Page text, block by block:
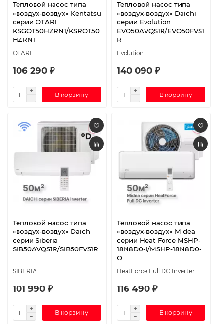
Тепловой насос типа
«воздух-воздух» Kentatsu
серии OTARI
KSGOT50HZRN1/KSROT50
HZRN1
OTARI
106 290 ₽
В корзину
Тепловой насос типа
«воздух-воздух» Daichi
серии Evolution
EVO50AVQS1R/EVO50FVS1
R
Evolution
140 090 ₽
В корзину
Тепловой насос типа
«воздух-воздух» Daichi
серии Siberia
SIB50AVQS1R/SIB50FVS1R
SIBERIA
101 990 ₽
В корзину
Тепловой насос типа
«воздух-воздух» Midea
серии Heat Force MSHP-
18N8D0-I/MSHP-18N8D0-
O
HeatForce Full DC Inverter
116 490 ₽
В корзину